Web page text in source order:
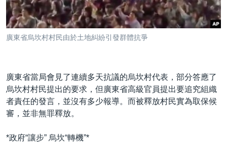
到
檢
索
國際
經貿
VOA 60秒 (國際)
美國專訊
視頻存檔
YOUTUBE頻道
時事經緯
新聞音頻
海外港人
港人港心
國語
關注我們
廣東省烏坎村村民由於土地糾紛引發群體抗爭
廣東省當局會見了連續多天抗議的烏坎村代表，部分答應了
烏坎村村民提出的要求，但廣東省高級官員提出要追究組織
者責任的發言，並沒有多少報導。而被釋放村民實為取保候
審，並非無罪釋放。
*政府“讓步” 烏坎“轉機”*